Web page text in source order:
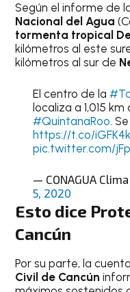
Según el informe de
Nacional del Agua
tormenta tropical
kilómetros al este
kilómetros al sur de
El centro de la
localiza a 1,015
#QuintanaRoo.
https://t.co/
pic.twitter.com/
— CONAGUA
5, 2020
Esto dice
Cancún
Por su parte, la
Civil de Cancún